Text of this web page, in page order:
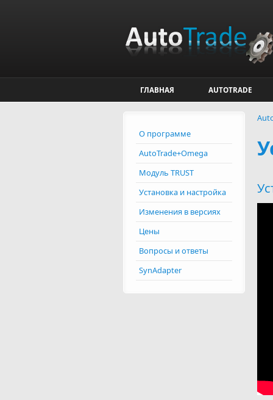
ГЛАВНАЯ AUTOTRADE
О программе
AutoTrade+Omega
Модуль TRUST
Установка и настройка
Изменения в версиях
Цены
Вопросы и ответы
SynAdapter